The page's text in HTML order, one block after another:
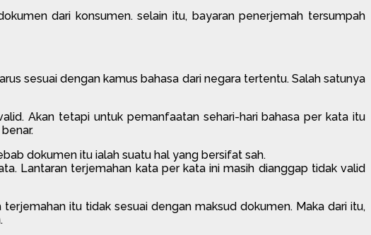
dari konsumen. selain itu, bayaran penerjemah tersumpah
sesuai dengan kamus bahasa dari negara tertentu. Salah satunya
Akan tetapi untuk pemanfaatan sehari-hari bahasa per kata itu
dokumen itu ialah suatu hal yang bersifat sah.
Lantaran terjemahan kata per kata ini masih dianggap tidak valid
itu tidak sesuai dengan maksud dokumen. Maka dari itu,